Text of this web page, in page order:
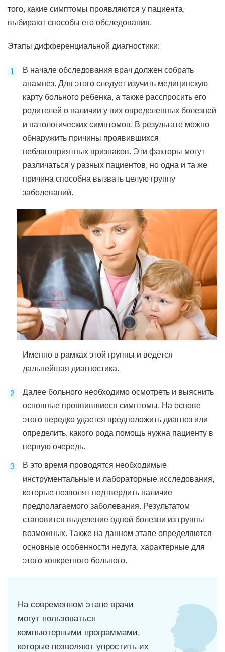
того, какие симптомы проявляются у пациента,
выбирают способы его обследования.
Этапы дифференциальной диагностики:
В начале обследования врач должен собрать
анамнез. Для этого следует изучить медицинскую
карту больного ребенка, а также расспросить его
родителей о наличии у них определенных болезней
и патологических симптомов. В результате можно
обнаружить причины проявившихся
неблагоприятных признаков. Эти факторы могут
различаться у разных пациентов, но одна и та же
причина способна вызвать целую группу
заболеваний.
Именно в рамках этой группы и ведется
дальнейшая диагностика.
Далее больного необходимо осмотреть и выяснить
основные проявившиеся симптомы. На основе
этого нередко удается предположить диагноз или
определить, какого рода помощь нужна пациенту в
первую очередь.
В это время проводятся необходимые
инструментальные и лабораторные исследования,
которые позволят подтвердить наличие
предполагаемого заболевания. Результатом
становится выделение одной болезни из группы
возможных. Также на данном этапе определяются
основные особенности недуга, характерные для
этого конкретного больного.
На современном этапе врачи
могут пользоваться
компьютерными программами,
которые позволяют упростить их